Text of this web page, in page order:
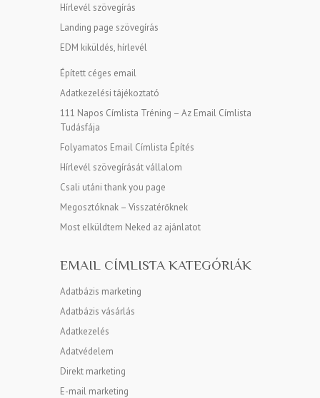
Hírlevél szövegírás
Landing page szövegírás
EDM kiküldés, hírlevél
Épített céges email
Adatkezelési tájékoztató
111 Napos Címlista Tréning – Az Email Címlista
Tudásfája
Folyamatos Email Címlista Építés
Hírlevél szövegírását vállalom
Csali utáni thank you page
Megosztóknak – Visszatérőknek
Most elküldtem Neked az ajánlatot
EMAIL CÍMLISTA KATEGÓRIÁK
Adatbázis marketing
Adatbázis vásárlás
Adatkezelés
Adatvédelem
Direkt marketing
E-mail marketing